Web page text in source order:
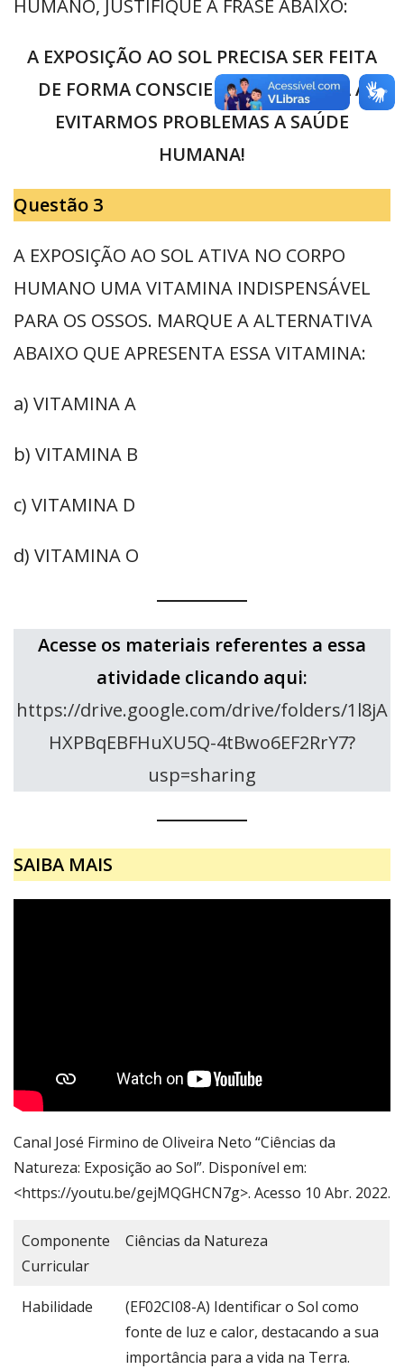
HUMANO, JUSTIFIQUE A FRASE ABAIXO:
A EXPOSIÇÃO AO SOL PRECISA SER FEITA
DE FORMA CONSCIENTE, DE FORMA A
EVITARMOS PROBLEMAS A SAÚDE
HUMANA!
Questão 3
A EXPOSIÇÃO AO SOL ATIVA NO CORPO
HUMANO UMA VITAMINA INDISPENSÁVEL
PARA OS OSSOS. MARQUE A ALTERNATIVA
ABAIXO QUE APRESENTA ESSA VITAMINA:
a) VITAMINA A
b) VITAMINA B
c) VITAMINA D
d) VITAMINA O
Acesse os materiais referentes a essa
atividade clicando aqui:
https://drive.google.com/drive/folders/1l8jA
HXPBqEBFHuXU5Q-4tBwo6EF2RrY7?
usp=sharing
SAIBA MAIS
Canal José Firmino de Oliveira Neto “Ciências da
Natureza: Exposição ao Sol”. Disponível em:
<https://youtu.be/gejMQGHCN7g>. Acesso 10 Abr. 2022.
Componente
Curricular
Ciências da Natureza
Habilidade
(EF02CI08-A) Identificar o Sol como
fonte de luz e calor, destacando a sua
importância para a vida na Terra.